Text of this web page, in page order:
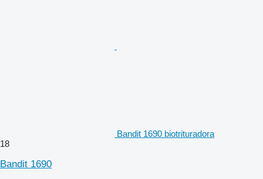
Bandit 1690 biotrituradora
18
Bandit 1690